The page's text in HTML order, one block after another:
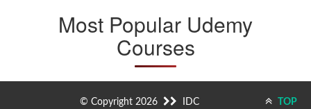
Most Popular Udemy
Courses
© Copyright 2026 IDC TOP